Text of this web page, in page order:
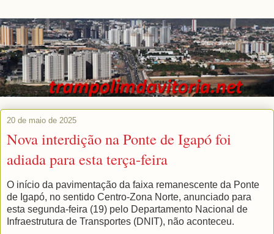
20 de maio de 2025
Nova interdição na Ponte de Igapó foi
adiada para esta terça-feira
O início da pavimentação da faixa remanescente da Ponte
de Igapó, no sentido Centro-Zona Norte, anunciado para
esta segunda-feira (19) pelo Departamento Nacional de
Infraestrutura de Transportes (DNIT), não aconteceu.